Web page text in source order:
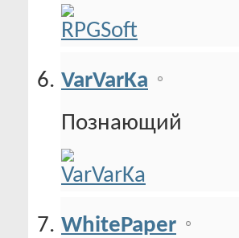
VarVarKa
Познающий
WhitePaper